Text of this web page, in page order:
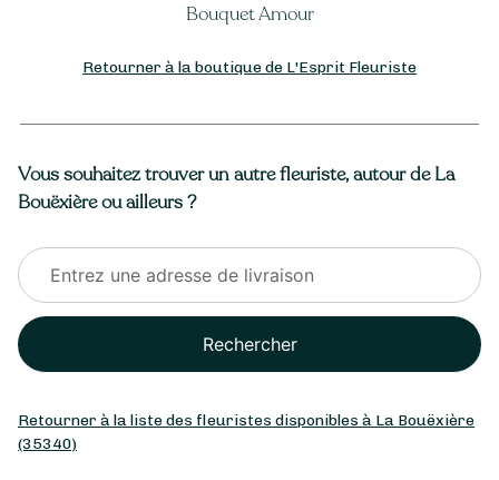
Bouquet Amour
Retourner à la boutique de L'Esprit Fleuriste
Vous souhaitez trouver un autre fleuriste, autour de La
Bouëxière ou ailleurs ?
Rechercher
Retourner à la liste des fleuristes disponibles à La Bouëxière
(35340)